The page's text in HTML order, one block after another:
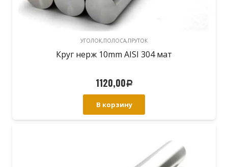
УГОЛОК,ПОЛОСА,ПРУТОК
Круг нерж 10mm AISI 304 мат
1120,00Р
В корзину